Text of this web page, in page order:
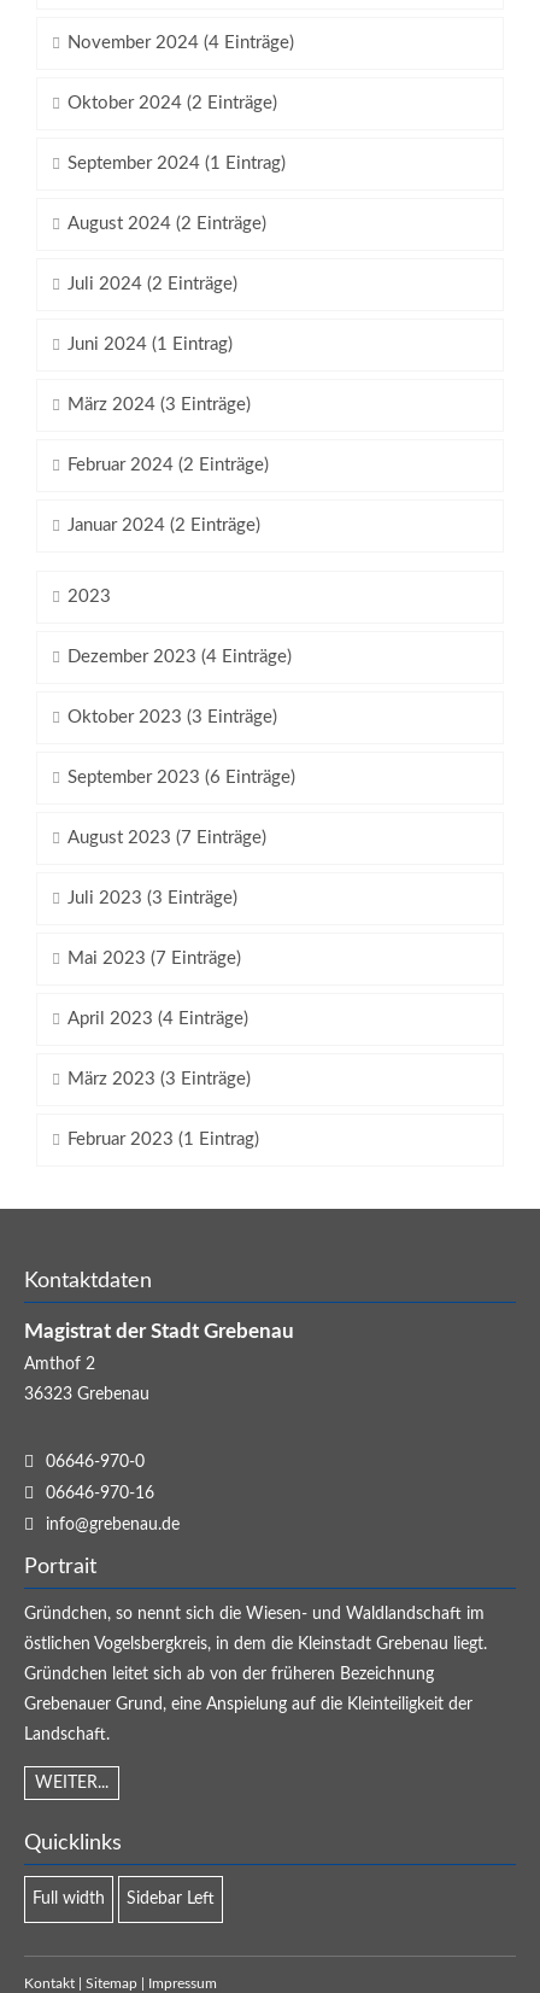
November 2024 (4 Einträge)
Oktober 2024 (2 Einträge)
September 2024 (1 Eintrag)
August 2024 (2 Einträge)
Juli 2024 (2 Einträge)
Juni 2024 (1 Eintrag)
März 2024 (3 Einträge)
Februar 2024 (2 Einträge)
Januar 2024 (2 Einträge)
2023
Dezember 2023 (4 Einträge)
Oktober 2023 (3 Einträge)
September 2023 (6 Einträge)
August 2023 (7 Einträge)
Juli 2023 (3 Einträge)
Mai 2023 (7 Einträge)
April 2023 (4 Einträge)
März 2023 (3 Einträge)
Februar 2023 (1 Eintrag)
Kontaktdaten
Magistrat der Stadt Grebenau
Amthof 2
36323 Grebenau
06646-970-0
06646-970-16
info@grebenau.de
Portrait
Gründchen, so nennt sich die Wiesen- und Waldlandschaft im
östlichen Vogelsbergkreis, in dem die Kleinstadt Grebenau liegt.
Gründchen leitet sich ab von der früheren Bezeichnung
Grebenauer Grund, eine Anspielung auf die Kleinteiligkeit der
Landschaft.
WEITER...
Quicklinks
Full width Sidebar Left
Kontakt |Sitemap Impressum